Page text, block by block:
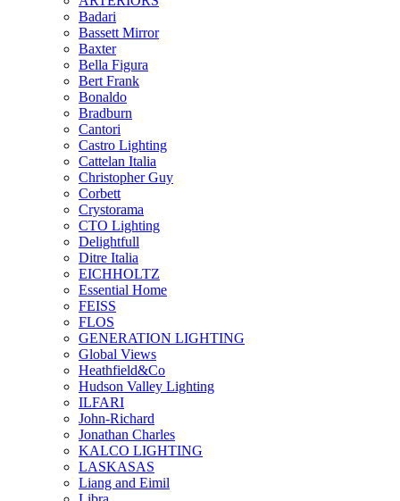
Badari
Bassett Mirror
Baxter
Bella Figura
Bert Frank
Bonaldo
Bradburn
Cantori
Castro Lighting
Cattelan Italia
Christopher Guy
Corbett
Crystorama
CTO Lighting
Delightfull
Ditre Italia
EICHHOLTZ
Essential Home
FEISS
FLOS
GENERATION LIGHTING
Global Views
Heathfield&Co
Hudson Valley Lighting
ILFARI
John-Richard
Jonathan Charles
KALCO LIGHTING
LASKASAS
Liang and Eimil